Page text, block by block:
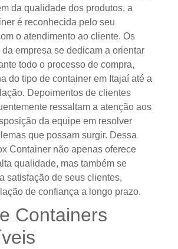
da qualidade dos produtos, a
é reconhecida pelo seu
o atendimento ao cliente. Os
empresa se dedicam a orientar
todo o processo de compra,
do tipo de container em Itajaí até a
Depoimentos de clientes
ressaltam a atenção aos
da equipe em resolver
que possam surgir. Dessa
Container não apenas oferece
qualidade, mas também se
satisfação de seus clientes,
de confiança a longo prazo.
Containers